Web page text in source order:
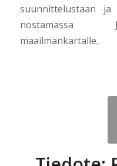
suunnittelustaan
nostamassa
maailmankartalle.